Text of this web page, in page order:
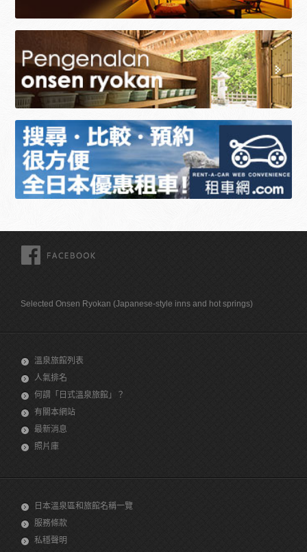
Selected Onsen Ryokan (Japanese-style inns and hot springs)
溫泉旅館列表
人氣排名
何謂「日式溫泉旅館」？
有關本網站
最新消息
照片庫
日本溫泉區和旅館名稱一覽
服務條款
私穩聲明